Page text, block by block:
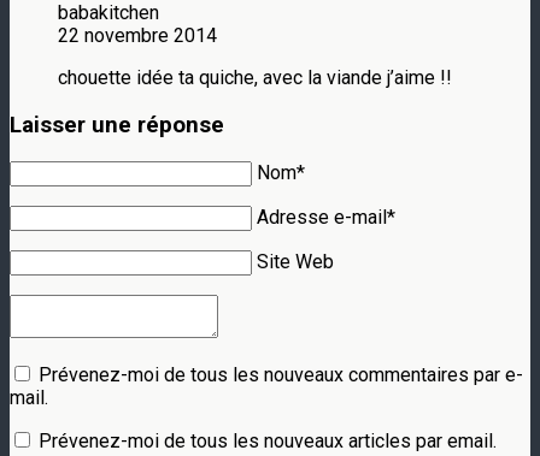
babakitchen
22 novembre 2014
chouette idée ta quiche, avec la viande j’aime !!
Laisser une réponse
Nom*
Adresse e-mail*
Site Web
Prévenez-moi de tous les nouveaux commentaires par e-
mail.
Prévenez-moi de tous les nouveaux articles par email.